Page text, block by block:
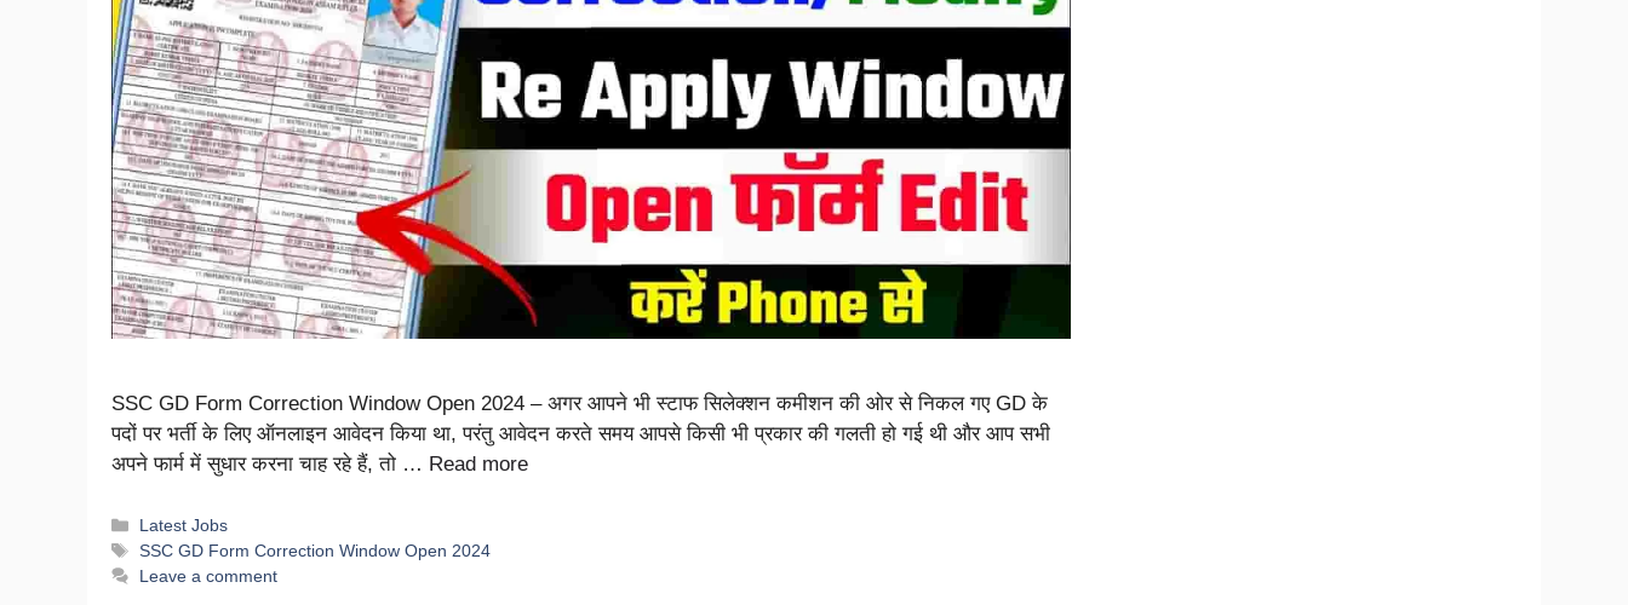
SSC GD Form Correction Window Open 2024 – अगर आपने भी स्टाफ सिलेक्शन कमीशन की ओर से निकल गए GD के
पदों पर भर्ती के लिए ऑनलाइन आवेदन किया था, परंतु आवेदन करते समय आपसे किसी भी प्रकार की गलती हो गई थी और आप सभी
अपने फार्म में सुधार करना चाह रहे हैं, तो … Read more
Latest Jobs
SSC GD Form Correction Window Open 2024
Leave a comment